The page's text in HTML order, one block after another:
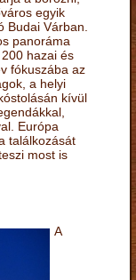
egyik
Budai Várban.
panoráma
hazai és
fókuszába az
a helyi
kívül
Európa
találkozását
most is
A